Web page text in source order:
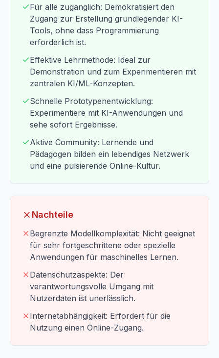
Für alle zugänglich: Demokratisiert den
Zugang zur Erstellung grundlegender KI-
Tools, ohne dass Programmierung
erforderlich ist.
Effektive Lehrmethode: Ideal zur
Demonstration und zum Experimentieren mit
zentralen KI/ML-Konzepten.
Schnelle Prototypenentwicklung:
Experimentiere mit KI-Anwendungen und
sehe sofort Ergebnisse.
Aktive Community: Lernende und
Pädagogen bilden ein lebendiges Netzwerk
und eine pulsierende Online-Kultur.
Nachteile
Begrenzte Modellkomplexität: Nicht geeignet
für sehr fortgeschrittene oder spezielle
Anwendungen für maschinelles Lernen.
Datenschutzaspekte: Der
verantwortungsvolle Umgang mit
Nutzerdaten ist unerlässlich.
Internetabhängigkeit: Erfordert für die
Nutzung einen Online-Zugang.